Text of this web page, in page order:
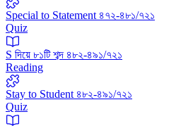
Special to Statement ৪৭২-৪৮১/৭২১
Quiz
S দিয়ে ৮১টি শব্দ ৪৮২-৪৯১/৭২১
Reading
Stay to Student ৪৮২-৪৯১/৭২১
Quiz